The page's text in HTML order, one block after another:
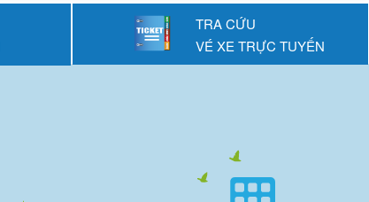
TRA CỨU
VÉ XE TRỰC TUYẾN